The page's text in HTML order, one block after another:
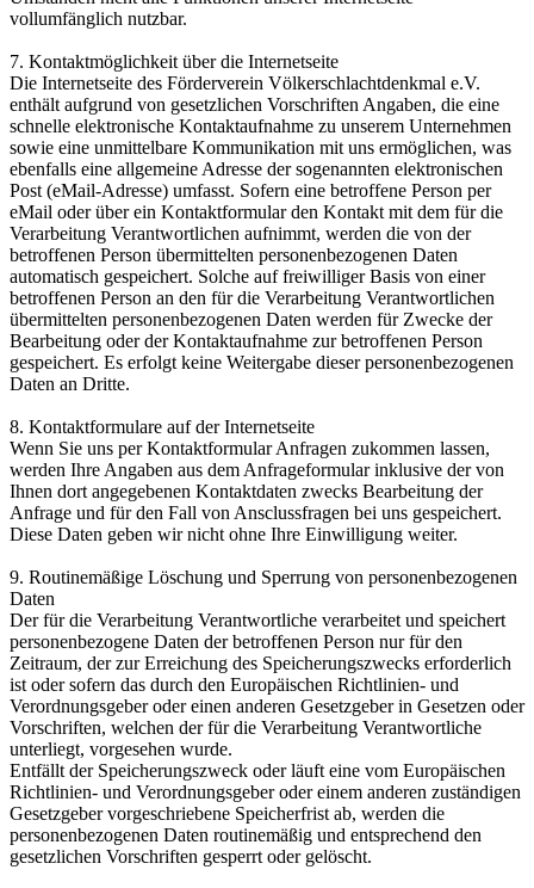
vollumfänglich nutzbar.
7. Kontaktmöglichkeit über die Internetseite
Die Internetseite des Förderverein Völkerschlachtdenkmal e.V.
enthält aufgrund von gesetzlichen Vorschriften Angaben, die eine
schnelle elektronische Kontaktaufnahme zu unserem Unternehmen
sowie eine unmittelbare Kommunikation mit uns ermöglichen, was
ebenfalls eine allgemeine Adresse der sogenannten elektronischen
Post (eMail-Adresse) umfasst. Sofern eine betroffene Person per
eMail oder über ein Kontaktformular den Kontakt mit dem für die
Verarbeitung Verantwortlichen aufnimmt, werden die von der
betroffenen Person übermittelten personenbezogenen Daten
automatisch gespeichert. Solche auf freiwilliger Basis von einer
betroffenen Person an den für die Verarbeitung Verantwortlichen
übermittelten personenbezogenen Daten werden für Zwecke der
Bearbeitung oder der Kontaktaufnahme zur betroffenen Person
gespeichert. Es erfolgt keine Weitergabe dieser personenbezogenen
Daten an Dritte.
8. Kontaktformulare auf der Internetseite
Wenn Sie uns per Kontaktformular Anfragen zukommen lassen,
werden Ihre Angaben aus dem Anfrageformular inklusive der von
Ihnen dort angegebenen Kontaktdaten zwecks Bearbeitung der
Anfrage und für den Fall von Ansclussfragen bei uns gespeichert.
Diese Daten geben wir nicht ohne Ihre Einwilligung weiter.
9. Routinemäßige Löschung und Sperrung von personenbezogenen
Daten
Der für die Verarbeitung Verantwortliche verarbeitet und speichert
personenbezogene Daten der betroffenen Person nur für den
Zeitraum, der zur Erreichung des Speicherungszwecks erforderlich
ist oder sofern das durch den Europäischen Richtlinien- und
Verordnungsgeber oder einen anderen Gesetzgeber in Gesetzen oder
Vorschriften, welchen der für die Verarbeitung Verantwortliche
unterliegt, vorgesehen wurde.
Entfällt der Speicherungszweck oder läuft eine vom Europäischen
Richtlinien- und Verordnungsgeber oder einem anderen zuständigen
Gesetzgeber vorgeschriebene Speicherfrist ab, werden die
personenbezogenen Daten routinemäßig und entsprechend den
gesetzlichen Vorschriften gesperrt oder gelöscht.